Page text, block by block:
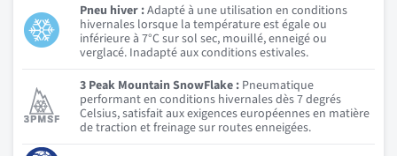
Pneu hiver :Adapté à une utilisation en conditions
hivernales lorsque la température est égale ou
inférieure à 7°C sur sol sec, mouillé, enneigé ou
verglacé. Inadapté aux conditions estivales.
3 Peak Mountain SnowFlake : Pneumatique
performant en conditions hivernales dès 7 degrés
Celsius, satisfait aux exigences européennes en matière
de traction et freinage sur routes enneigées.